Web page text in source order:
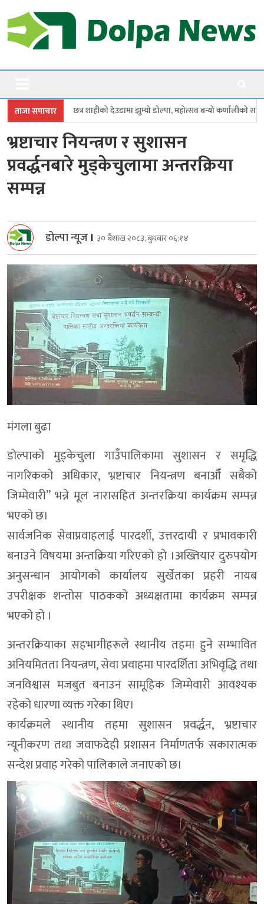
to
content
Dolpanews
ताजा समाचार
देउडामा झुम्यो डोल्पा, महोत्सव बन्यो कर्णालीको सांगीतिक उत्सव
भ्रष्टाचार नियन्त्रण र सुशासन
प्रवर्द्धनबारे मुड्केचुलामा अन्तरक्रिया
सम्पन्न
डोल्पा न्यूज । ३० बैशाख २०८३, बुधबार ०६:१४
मंगला बुढा
डाेल्पाकाे मुड्केचुला गाउँपालिकामा सुशासन र समृद्धि
नागरिकको अधिकार, भ्रष्टाचार नियन्त्रण बनाऔँ सबैको
जिम्मेवारी” भन्ने मूल नारासहित अन्तरक्रिया कार्यक्रम सम्पन्न
भएको छ।
सार्वजनिक सेवाप्रवाहलाई पारदर्शी, उत्तरदायी र प्रभावकारी
बनाउने विषयमा अन्तक्रिया गरिएको हाे ।अख्तियार दुरुपयोग
अनुसन्धान आयोगको कार्यालय सुर्खेतका प्रहरी नायब
उपरीक्षक शन्तोस पाठकको अध्यक्षतामा कार्यक्रम सम्पन्न
भएकाे हाे ।
अन्तरक्रियाका सहभागीहरूले स्थानीय तहमा हुने सम्भावित
अनियमितता नियन्त्रण, सेवा प्रवाहमा पारदर्शिता अभिवृद्धि तथा
जनविश्वास मजबुत बनाउन सामूहिक जिम्मेवारी आवश्यक
रहेको धारणा व्यक्त गरेका थिए।
कार्यक्रमले स्थानीय तहमा सुशासन प्रवर्द्धन, भ्रष्टाचार
न्यूनीकरण तथा जवाफदेही प्रशासन निर्माणतर्फ सकारात्मक
सन्देश प्रवाह गरेको पालिकाले जनाएको छ।